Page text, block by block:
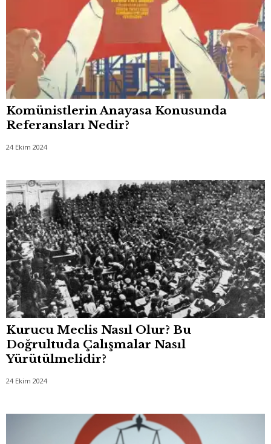
Komünistlerin Anayasa Konusunda
Referansları Nedir?
24 Ekim 2024
Kurucu Meclis Nasıl Olur? Bu
Doğrultuda Çalışmalar Nasıl
Yürütülmelidir?
24 Ekim 2024